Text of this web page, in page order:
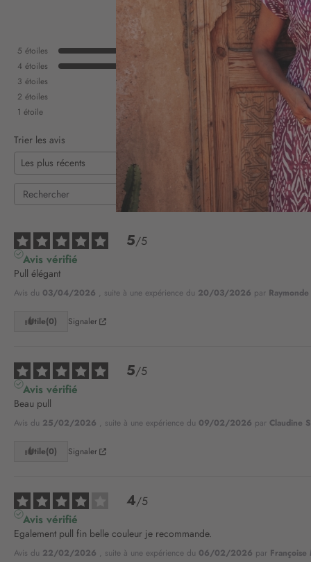
5 étoiles
4 étoiles
3 étoiles
2 étoiles
1 étoile
Trier les avis
5/5
Avis vérifié
Pull élégant
Avis du 03/04/2026 , suite à une expérience du 20/03/2026 par
Utile(0) Signaler
5/5
Avis vérifié
Beau pull
Avis du 25/02/2026 , suite à une expérience du 09/02/2026 par Claudine
Utile(0) Signaler
4/5
Avis vérifié
Egalement pull fin belle couleur je recommande.
Avis du 22/02/2026 , suite à une expérience du 06/02/2026 par Françoise